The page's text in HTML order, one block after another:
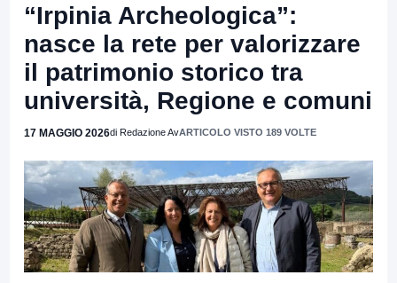
“Irpinia Archeologica”:
nasce la rete per valorizzare
il patrimonio storico tra
università, Regione e comuni
17 MAGGIO 2026di Redazione AvARTICOLO VISTO 189 VOLTE